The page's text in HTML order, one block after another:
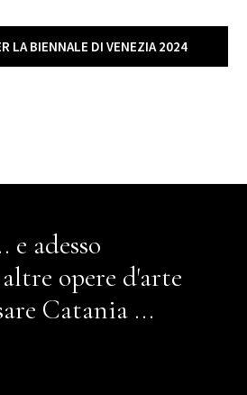
LA BIENNALE DI VENEZIA 2024
e adesso
opere d'arte
Catania ...